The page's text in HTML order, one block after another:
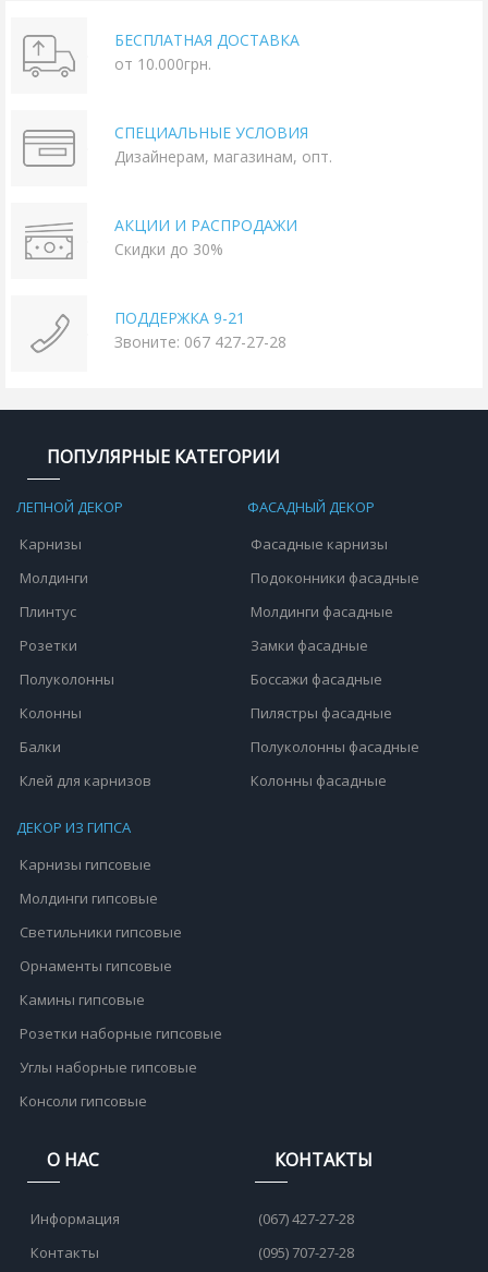
БЕСПЛАТНАЯ ДОСТАВКА
от 10.000грн.
СПЕЦИАЛЬНЫЕ УСЛОВИЯ
Дизайнерам, магазинам, опт.
АКЦИИ И РАСПРОДАЖИ
Скидки до 30%
ПОДДЕРЖКА 9-21
Звоните: 067 427-27-28
ПОПУЛЯРНЫЕ КАТЕГОРИИ
ЛЕПНОЙ ДЕКОР
Карнизы
Молдинги
Плинтус
Розетки
Полуколонны
Колонны
Балки
Клей для карнизов
ФАСАДНЫЙ ДЕКОР
Фасадные карнизы
Подоконники фасадные
Молдинги фасадные
Замки фасадные
Боссажи фасадные
Пилястры фасадные
Полуколонны фасадные
Колонны фасадные
ДЕКОР ИЗ ГИПСА
Карнизы гипсовые
Молдинги гипсовые
Светильники гипсовые
Орнаменты гипсовые
Камины гипсовые
Розетки наборные гипсовые
Углы наборные гипсовые
Консоли гипсовые
О НАС
Информация
Контакты
КОНТАКТЫ
(067) 427-27-28
(095) 707-27-28